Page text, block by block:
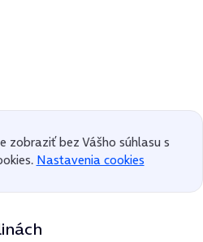
zobraziť bez Vášho súhlasu s
Nastavenia cookies